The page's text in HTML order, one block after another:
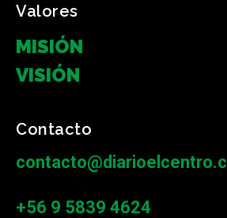
Valores
MISIÓN
VISIÓN
Contacto
contacto@diarioelcentro.cl
+56 9 5839 4624